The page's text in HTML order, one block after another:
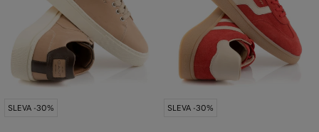
SLEVA -30% SLEVA -30%